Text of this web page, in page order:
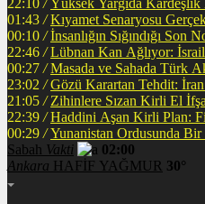
22:10 / Yüksek Yargıda
01:43 /
00:10 / İnsanlığın Sığındığı
22:46 / Lübnan Kan Ağlıyor:
00:27 / Masada ve Sahada Türk
23:02 / Gözü Karartan Tehdit:
21:05 / Zihinlere Sızan Kirli El
22:39 /
00:29 / Yunanistan Ordusunda
Sabah Vakti
02:00
Ankara HAFİF YAĞMUR 30°